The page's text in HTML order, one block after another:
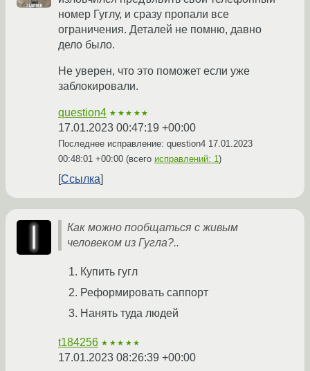
номер Гуглу, и сразу пропали все
ограничения. Деталей не помню, давно
дело было.
Не уверен, что это поможет если уже
заблокировали.
question4 ★★★★★
17.01.2023 00:47:19 +00:00
Последнее исправление: question4 17.01.2023
00:48:01 +00:00 (всего исправлений: 1)
Ссылка
Как можно пообщаться с живым
человеком из Гугла?..
Купить гугл
Реформировать саппорт
Нанять туда людей
t184256 ★★★★★
17.01.2023 08:26:39 +00:00